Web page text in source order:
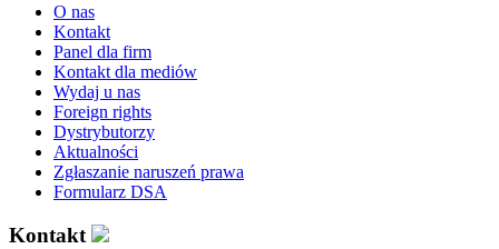
O nas
Kontakt
Panel dla firm
Kontakt dla mediów
Wydaj u nas
Foreign rights
Dystrybutorzy
Aktualności
Zgłaszanie naruszeń prawa
Formularz DSA
Kontakt